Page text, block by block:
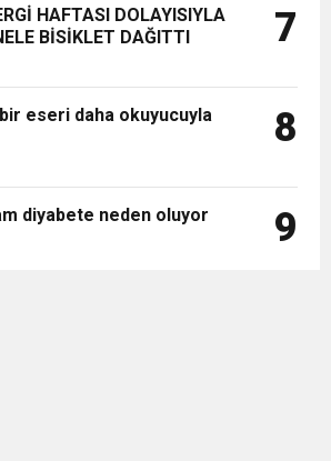
HAFTASI DOLAYISIYLA
BİSİKLET DAĞITTI
7
eseri daha okuyucuyla
8
diyabete neden oluyor 9